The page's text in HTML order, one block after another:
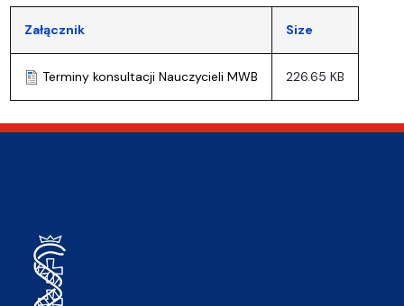
Załącznik Size
Terminy konsultacji Nauczycieli MWB 226.65 KB